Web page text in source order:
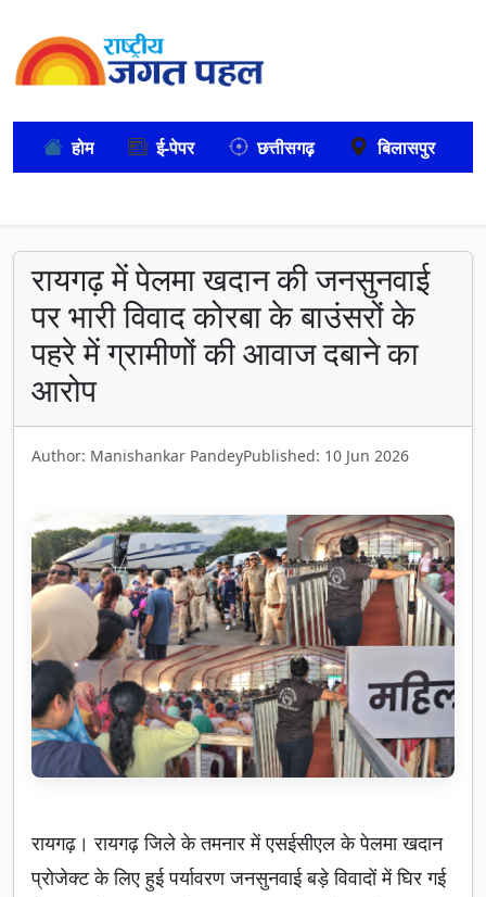
होम ई-पेपर छत्तीसगढ़ बिलासपुर
रायगढ़ में पेलमा खदान की जनसुनवाई
पर भारी विवाद कोरबा के बाउंसरों के
पहरे में ग्रामीणों की आवाज दबाने का
आरोप
Author: Manishankar PandeyPublished: 10 Jun 2026
रायगढ़। रायगढ़ जिले के तमनार में एसईसीएल के पेलमा खदान
प्रोजेक्ट के लिए हुई पर्यावरण जनसुनवाई बड़े विवादों में घिर गई